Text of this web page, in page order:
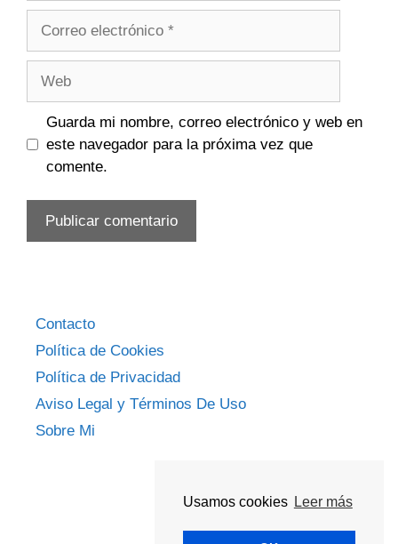
Usamos cookies Leer más
Guarda mi nombre, correo electrónico y web en
este navegador para la próxima vez que
comente.
Contacto
Política de Cookies
Política de Privacidad
Aviso Legal y Términos De Uso
Sobre Mi